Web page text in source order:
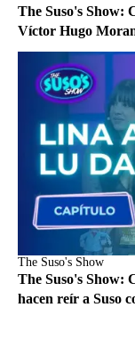
The Suso's Show:
Víctor Hugo
The Suso's Show
The Suso's Show:
hacen reír a Suso